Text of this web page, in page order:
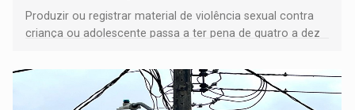
Produzir ou registrar material de violência sexual contra
criança ou adolescente passa a ter pena de quatro a dez